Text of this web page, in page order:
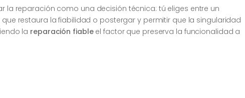
la reparación como una decisión técnica: tú eliges entre un
restaura la fiabilidad o postergar y permitir que la singularidad
la reparación fiableel factor que preserva la funcionalidad a